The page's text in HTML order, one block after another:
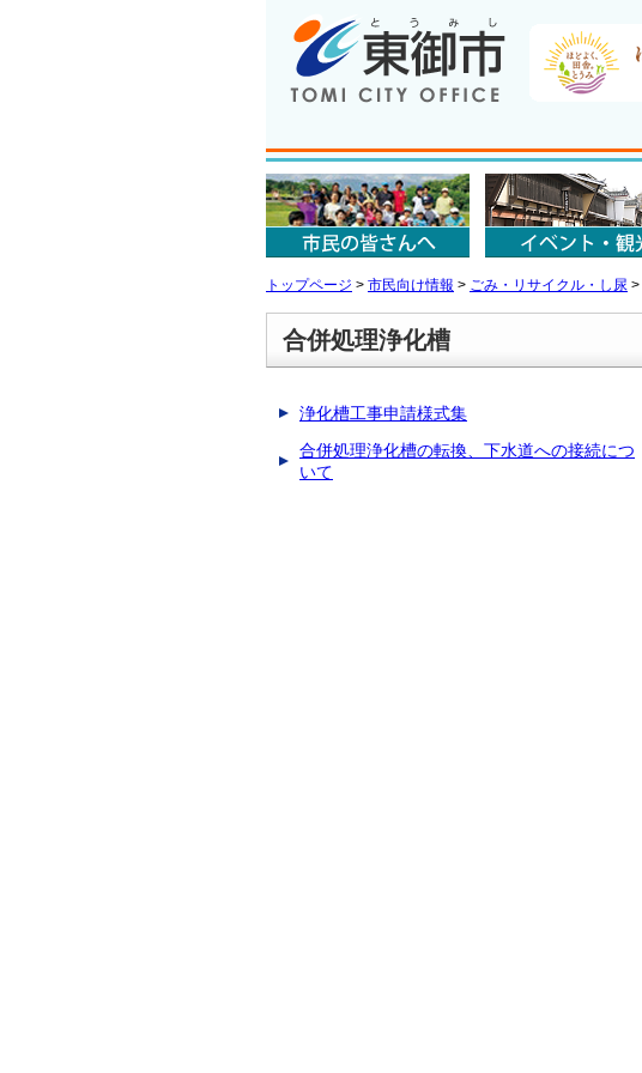
トップページ > 市民向け情報 > ごみ・リサイクル・し尿 >
合併処理浄化槽
浄化槽工事申請様式集
合併処理浄化槽の転換、下水道への接続につ
いて